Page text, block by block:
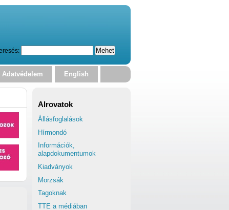
Adatvédelem English
Alrovatok
Állásfoglalások
Hírmondó
Információk,
alapdokumentumok
Kiadványok
Morzsák
Tagoknak
TTE a médiában